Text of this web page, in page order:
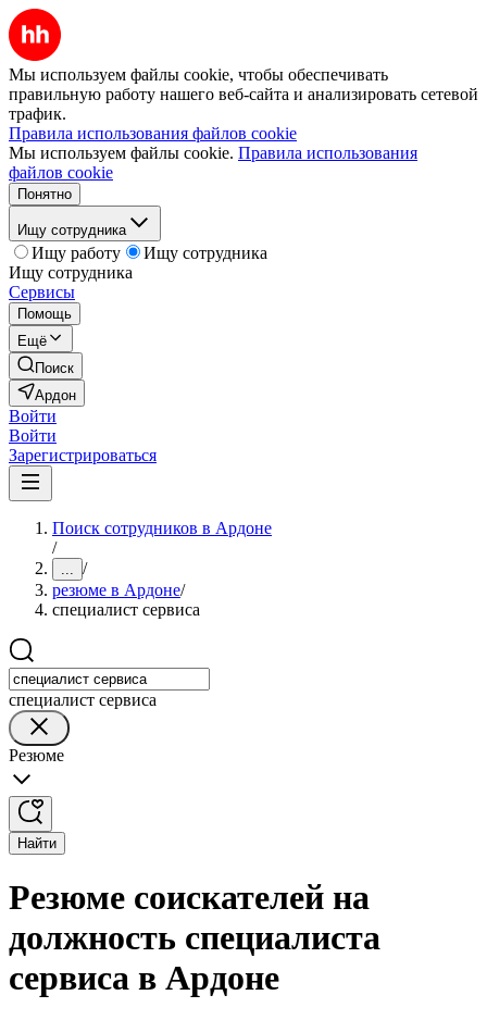
Мы используем файлы cookie, чтобы обеспечивать
правильную работу нашего веб-сайта и анализировать сетевой
трафик.
Правила использования файлов cookie
Мы используем файлы cookie. Правила использования
файлов cookie
Понятно
Ищу сотрудника
Ищу работу
Ищу сотрудника
Ищу сотрудника
Сервисы
Помощь
Ещё
Поиск
Ардон
Войти
Войти
Зарегистрироваться
Поиск сотрудников в Ардоне
/
... /
резюме в Ардоне/
специалист сервиса
специалист сервиса
Резюме
Найти
Резюме соискателей на
должность специалиста
сервиса в Ардоне